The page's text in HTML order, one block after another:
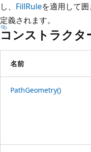
し、 FillRuleを適用して
定義されます。
コンストラクタ
名前
PathGeometry()